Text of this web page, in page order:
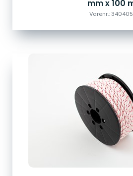
mm x 100
Varenr.: 340405